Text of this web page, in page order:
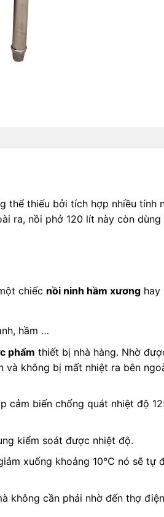
thể thiếu bởi tích hợp nhiều tính
ra, nồi phở 120 lít này còn dùng
chiếc nồi ninh hầm xươnghay
hầm …
phẩm thiết bị nhà hàng. Nhờ
không bị mất nhiệt ra bên
cảm biến chống quát nhiệt độ
kiểm soát được nhiệt độ.
xuống khoảng 10℃ nó sẽ tự
không cần phải nhờ đến thợ